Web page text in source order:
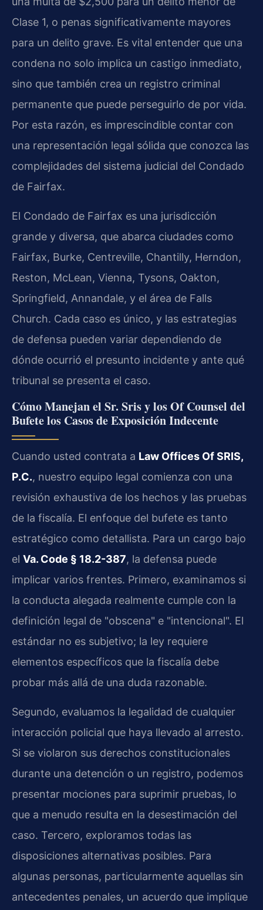
Clase 1, o penas significativamente mayores
para un delito grave. Es vital entender que una
condena no solo implica un castigo inmediato,
sino que también crea un registro criminal
permanente que puede perseguirlo de por vida.
Por esta razón, es imprescindible contar con
una representación legal sólida que conozca las
complejidades del sistema judicial del Condado
de Fairfax.
El Condado de Fairfax es una jurisdicción
grande y diversa, que abarca ciudades como
Fairfax, Burke, Centreville, Chantilly, Herndon,
Reston, McLean, Vienna, Tysons, Oakton,
Springfield, Annandale, y el área de Falls
Church. Cada caso es único, y las estrategias
de defensa pueden variar dependiendo de
dónde ocurrió el presunto incidente y ante qué
tribunal se presenta el caso.
Cómo Manejan el Sr. Sris y los Of Counsel del
Bufete los Casos de Exposición Indecente
Cuando usted contrata a Law Offices Of SRIS,
P.C., nuestro equipo legal comienza con una
revisión exhaustiva de los hechos y las pruebas
de la fiscalía. El enfoque del bufete es tanto
estratégico como detallista. Para un cargo bajo
el Va. Code § 18.2-387, la defensa puede
implicar varios frentes. Primero, examinamos si
la conducta alegada realmente cumple con la
definición legal de "obscena" e "intencional". El
estándar no es subjetivo; la ley requiere
elementos específicos que la fiscalía debe
probar más allá de una duda razonable.
Segundo, evaluamos la legalidad de cualquier
interacción policial que haya llevado al arresto.
Si se violaron sus derechos constitucionales
durante una detención o un registro, podemos
presentar mociones para suprimir pruebas, lo
que a menudo resulta en la desestimación del
caso. Tercero, exploramos todas las
disposiciones alternativas posibles. Para
algunas personas, particularmente aquellas sin
antecedentes penales, un acuerdo que implique